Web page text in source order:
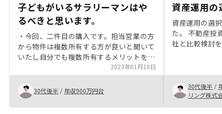
子どもがいるサラリーマンはや
るべきと思います。
・今回、二件目の購入です。担当営業の方
から物件は複数所有する方が良いと聞いて
いたし自分でも複数所有するメリットを感
じていたので購入しました。 ・AIによる
優良物件の判別をしている所が良い。 ・
契約書面のやりとりが電子で可能な所が良
い。 ・もしもの時に家族の資産になる。
年収別の節税効果を示した資料などあれば
2023年01月10日
30代後半 / 年収900万円台
資産運用の
資産運用の選
た。 不動産投
社と比較検討
RENOSYでの
30代後半 /
リング株式